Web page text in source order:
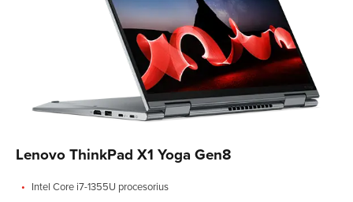
Lenovo ThinkPad X1 Yoga Gen8
Intel Core i7-1355U procesorius